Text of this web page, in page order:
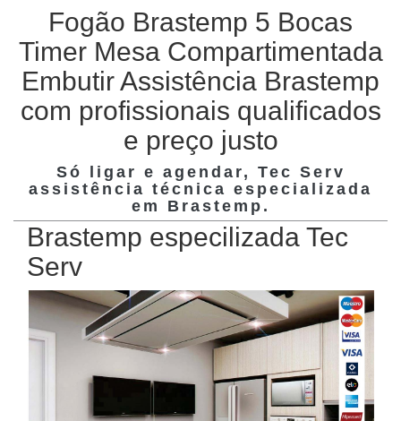
Fogão Brastemp 5 Bocas
Timer Mesa Compartimentada
Embutir Assistência Brastemp
com profissionais qualificados
e preço justo
Só ligar e agendar, Tec Serv
assistência técnica especializada
em Brastemp .
Brastemp especilizada Tec
Serv